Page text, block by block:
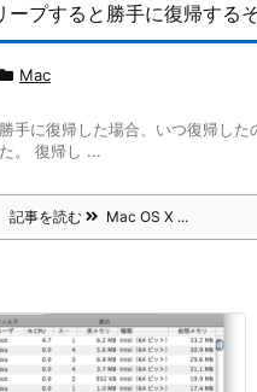
プすると勝手に復帰するそ
Mac
手に復帰した場合、いつ復帰した
。 復帰し ...
記事を読む Mac OS X ...